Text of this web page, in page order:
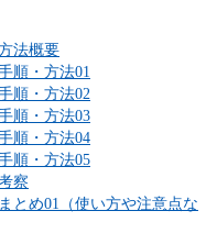
法概要
順・方法01
順・方法02
順・方法03
順・方法04
順・方法05
察
とめ01（使い方や注意点な